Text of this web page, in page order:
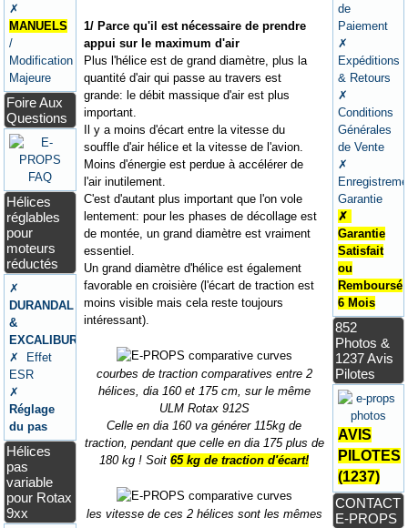
✗
MANUELS
/
Modification
Majeure
Foire Aux
Questions
Hélices
réglables
pour
moteurs
réductés
✗
DURANDAL
&
EXCALIBUR
✗ Effet
ESR
✗
Réglage
du pas
Hélices
pas
variable
pour Rotax
9xx
1/ Parce qu'il est nécessaire de prendre
appui sur le maximum d'air
Plus l'hélice est de grand diamètre, plus la
quantité d'air qui passe au travers est
grande: le débit massique d'air est plus
important.
Il y a moins d'écart entre la vitesse du
souffle d'air hélice et la vitesse de l'avion.
Moins d'énergie est perdue à accélérer de
l'air inutilement.
C'est d'autant plus important que l'on vole
lentement: pour les phases de décollage est
de montée, un grand diamètre est vraiment
essentiel.
Un grand diamètre d'hélice est également
favorable en croisière (l'écart de traction est
moins visible mais cela reste toujours
intéressant).
courbes de traction comparatives entre 2
hélices, dia 160 et 175 cm, sur le même
ULM Rotax 912S
Celle en dia 160 va générer 115kg de
traction, pendant que celle en dia 175 plus de
180 kg ! Soit 65 kg de traction d'écart!
les vitesse de ces 2 hélices sont les mêmes
de
Paiement
✗
Expéditions
& Retours
✗
Conditions
Générales
de Vente
✗
Garantie
✗
Garantie
Satisfait
ou
Remboursé
6 Mois
852
Photos &
1237 Avis
Pilotes
AVIS
PILOTES
(1237)
CONTACT
E-PROPS